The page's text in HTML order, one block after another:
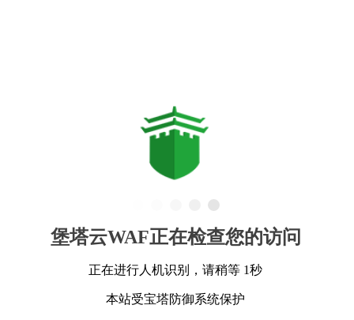
堡塔云WAF正在检查您的访问
正在进行人机识别，请稍等 1秒
本站受宝塔防御系统保护